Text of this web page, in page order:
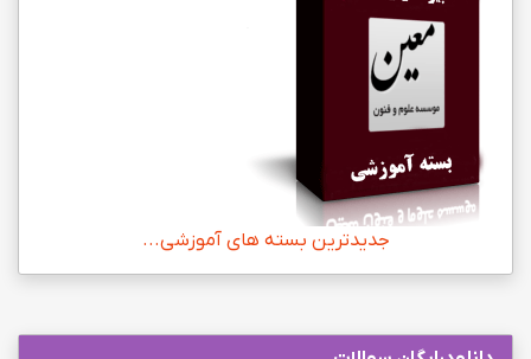
جدیدترین بسته های آموزشی...